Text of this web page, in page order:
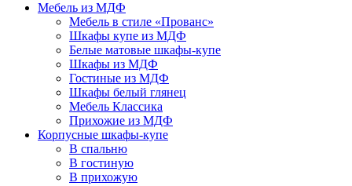
Мебель из МДФ
Мебель в стиле «Прованс»
Шкафы купе из МДФ
Белые матовые шкафы-купе
Шкафы из МДФ
Гостиные из МДФ
Шкафы белый глянец
Мебель Классика
Прихожие из МДФ
Корпусные шкафы-купе
В спальню
В гостиную
В прихожую